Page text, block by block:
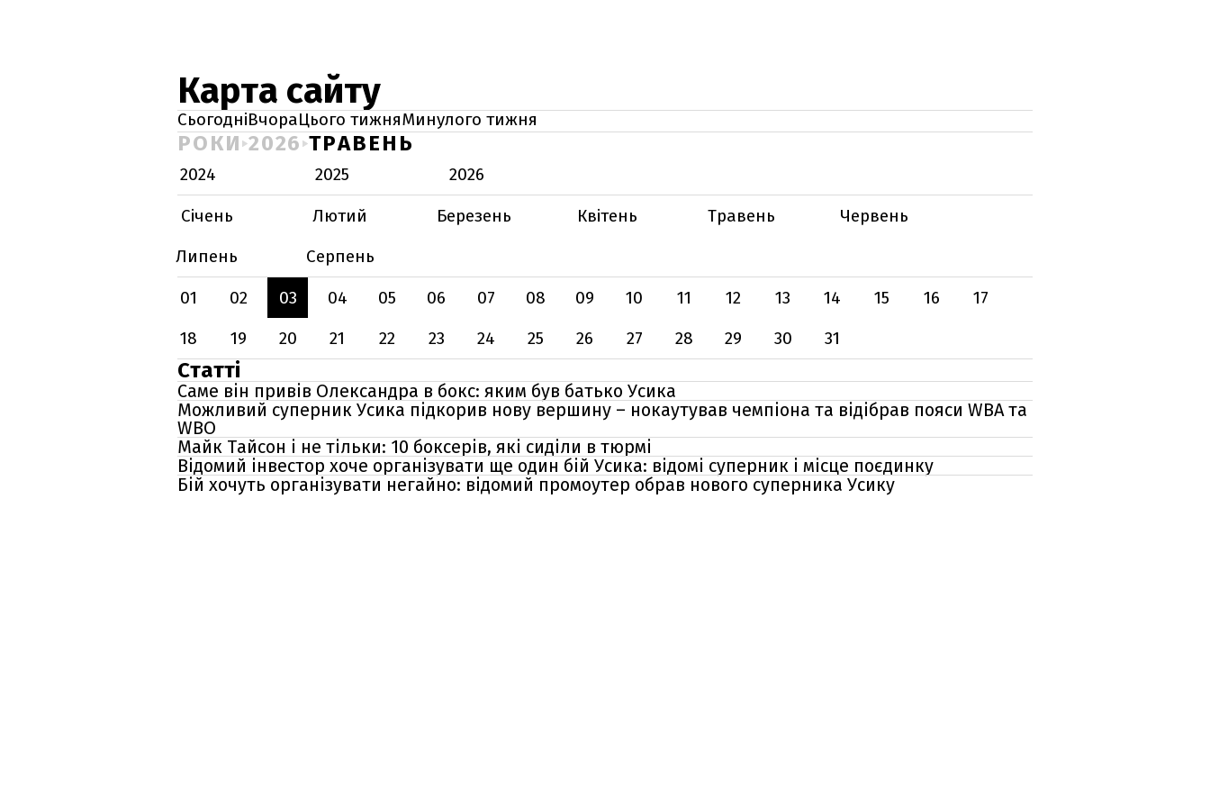
Карта сайту
СьогодніВчораЦього тижняМинулого тижня
РОКИ 2026 ТРАВЕНЬ
2024 2025
2026
Січень
Лютий Березень Квітень Травень
Червень
Липень
Серпень
01
02 03 04 05 06 07 08 09 10 11 12 13 14 15 16
17
18
19 20 21 22 23 24 25 26 27 28 29 30 31
Статті
Саме він привів Олександра в бокс: яким був батько Усика
Можливий суперник Усика підкорив нову вершину – нокаутував чемпіона та відібрав пояси WBA та
WBO
Майк Тайсон і не тільки: 10 боксерів, які сиділи в тюрмі
Відомий інвестор хоче організувати ще один бій Усика: відомі суперник і місце поєдинку
Бій хочуть організувати негайно: відомий промоутер обрав нового суперника Усику